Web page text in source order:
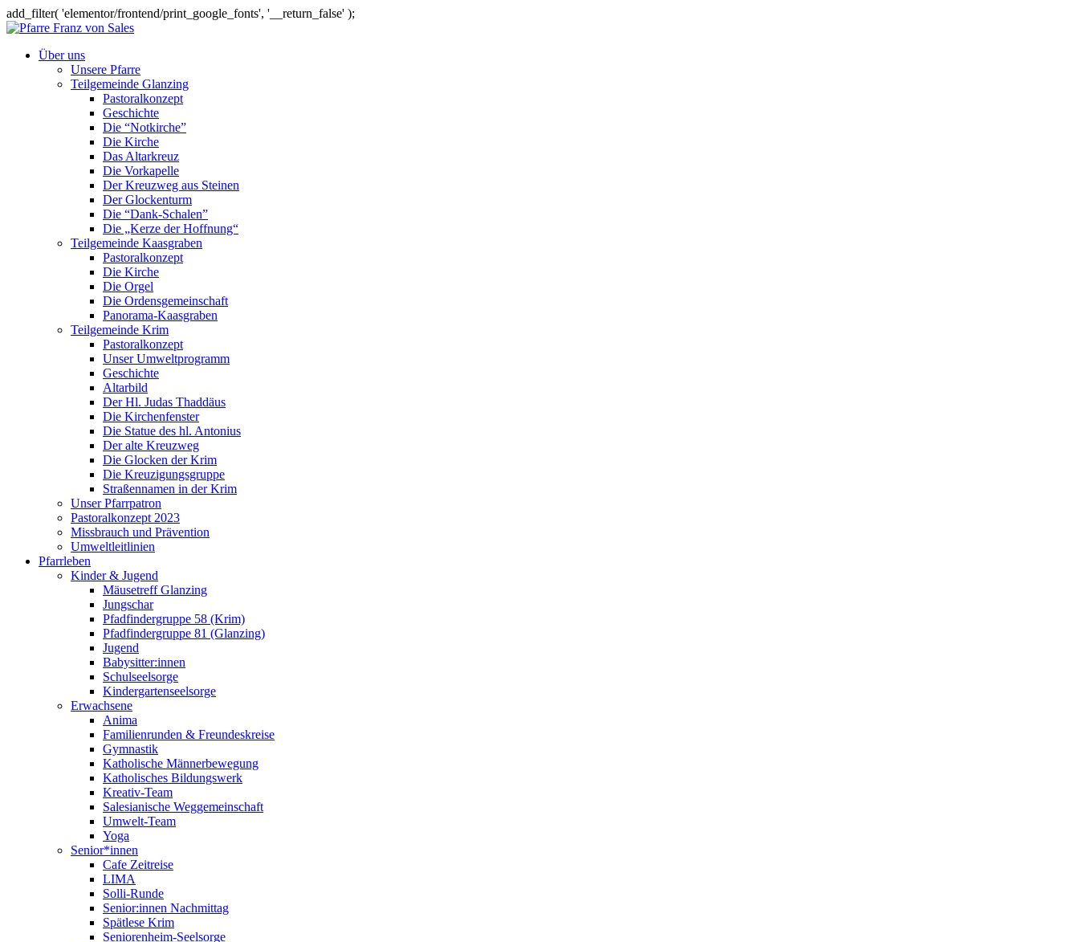
add_filter( 'elementor/frontend/print_google_fonts', '__return_false' );
Über uns
Unsere Pfarre
Teilgemeinde Glanzing
Pastoralkonzept
Geschichte
Die “Notkirche”
Die Kirche
Das Altarkreuz
Die Vorkapelle
Der Kreuzweg aus Steinen
Der Glockenturm
Die “Dank-Schalen”
Die „Kerze der Hoffnung“
Teilgemeinde Kaasgraben
Pastoralkonzept
Die Kirche
Die Orgel
Die Ordensgemeinschaft
Panorama-Kaasgraben
Teilgemeinde Krim
Pastoralkonzept
Unser Umweltprogramm
Geschichte
Altarbild
Der Hl. Judas Thaddäus
Die Kirchenfenster
Die Statue des hl. Antonius
Der alte Kreuzweg
Die Glocken der Krim
Die Kreuzigungsgruppe
Straßennamen in der Krim
Unser Pfarrpatron
Pastoralkonzept 2023
Missbrauch und Prävention
Umweltleitlinien
Pfarrleben
Kinder & Jugend
Mäusetreff Glanzing
Jungschar
Pfadfindergruppe 58 (Krim)
Pfadfindergruppe 81 (Glanzing)
Jugend
Babysitter:innen
Schulseelsorge
Kindergartenseelsorge
Erwachsene
Anima
Familienrunden & Freundeskreise
Gymnastik
Katholische Männerbewegung
Katholisches Bildungswerk
Kreativ-Team
Salesianische Weggemeinschaft
Umwelt-Team
Yoga
Senior*innen
Cafe Zeitreise
LIMA
Solli-Runde
Senior:innen Nachmittag
Spätlese Krim
Seniorenheim-Seelsorge